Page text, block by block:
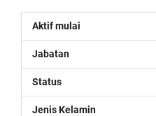
Aktif mulai
Jabatan
Status
Jenis Kelamin